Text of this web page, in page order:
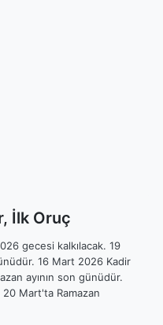
İlk Oruç
gecesi kalkılacak. 19
16 Mart 2026 Kadir
ayının son günüdür.
Mart'ta Ramazan